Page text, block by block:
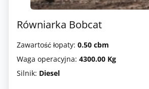
Równiarka Bobcat
Zawartość łopaty: 0.50 cbm
Waga operacyjna: 4300.00 Kg
Silnik: Diesel